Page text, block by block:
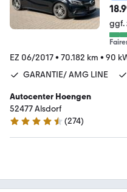
ggf.
EZ 06/2017• 70.182 km • 90
GARANTIE/ AMG LINE
Autocenter Hoengen
52477 Alsdorf
4.5 Sterne
(274)